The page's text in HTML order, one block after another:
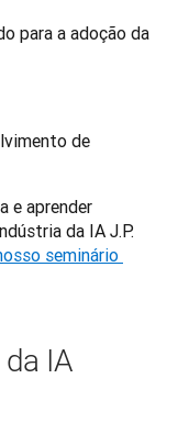
para a adoção da
de
e aprender
da IA J.P.
seminário
IA